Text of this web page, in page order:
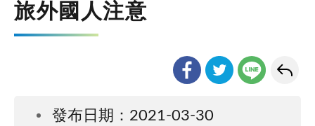
旅外國人注意
發布日期：2021-03-30